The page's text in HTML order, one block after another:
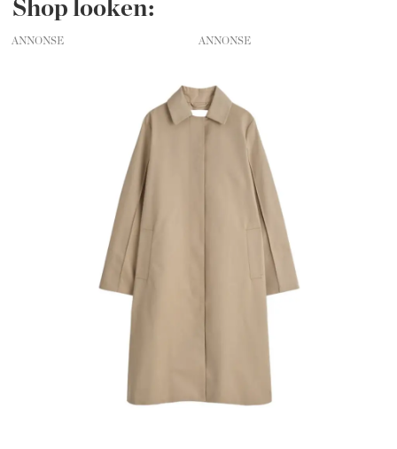
Shop looken:
ANNONSE